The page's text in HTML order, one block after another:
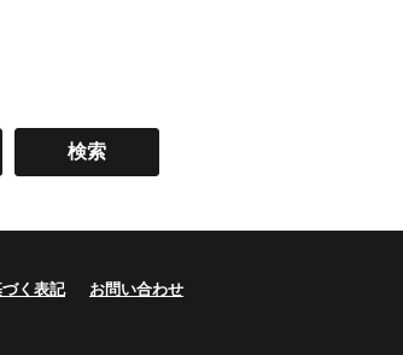
く表記 お問い合わせ